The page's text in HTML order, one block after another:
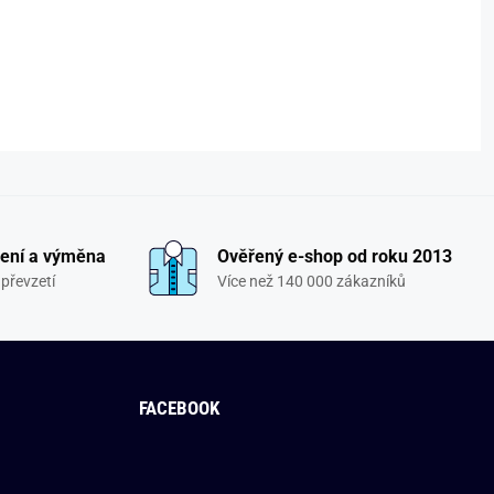
a výměna Ověřený e-shop od roku 2013
Více než 140 000 zákazníků
FACEBOOK